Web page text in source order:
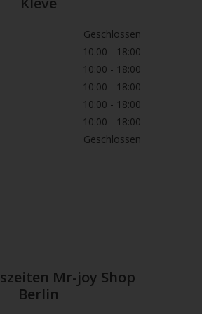
Vorschriften
Geschlossen
10:00 - 18:00
10:00 - 18:00
10:00 - 18:00
10:00 - 18:00
10:00 - 18:00
Geschlossen
Mr-joy Shop
Berlin